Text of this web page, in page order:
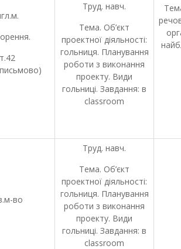
Труд. навч.
Тема. Об’єкт
проектної діяльності:
гольниця. Планування
роботи з виконання
проекту. Види
гольниці. Завдання: в
classroom
во
Труд. навч.
Тема. Об’єкт
проектної діяльності:
гольниця. Планування
роботи з виконання
проекту. Види
гольниці. Завдання: в
classroom